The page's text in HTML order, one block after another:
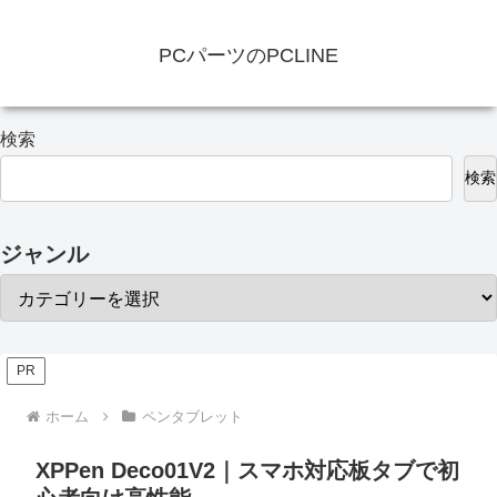
PCパーツのPCLINE
検索
検索
ジャンル
PR
ホーム ペンタブレット
XPPen Deco01V2｜スマホ対応板タブで初